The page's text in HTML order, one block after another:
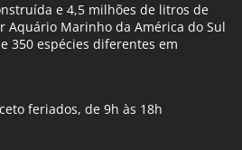
e 4,5 milhões de litros de
Aquário Marinho da América do Sul
350 espécies diferentes em
feriados, de 9h às 18h